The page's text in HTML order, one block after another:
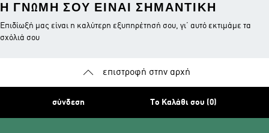
Η ΓΝΏΜΗ ΣΟΥ ΕΊΝΑΙ ΣΗΜΑΝΤΙΚΉ
Επιδίωξή μας είναι η καλύτερη εξυπηρέτησή σου, γι’ αυτό εκτιμάμε τα
σχόλιά σου
επιστροφή στην αρχή
σύνδεση Το Καλάθι σου (0)